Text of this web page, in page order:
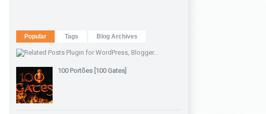
Popular Tags Blog Archives
100 Portões [100 Gates]